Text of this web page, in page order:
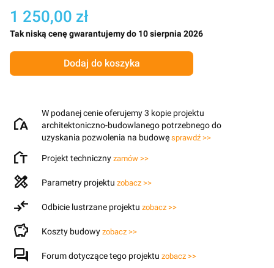
1 250,00 zł
Tak niską cenę gwarantujemy do 10 sierpnia 2026
Dodaj do koszyka
W podanej cenie oferujemy 3 kopie projektu
architektoniczno-budowlanego potrzebnego do
uzyskania pozwolenia na budowę sprawdź >>
Projekt techniczny zamów >>
Parametry projektu zobacz >>
Odbicie lustrzane projektu zobacz >>
Koszty budowy zobacz >>
Forum dotyczące tego projektu zobacz >>